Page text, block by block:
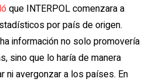
que INTERPOL comenzara a
por país de origen.
información no solo promovería
sino que lo haría de manera
ni avergonzar a los países. En